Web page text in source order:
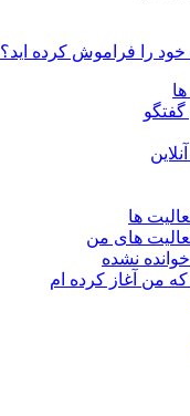
خود را فراموش کرده اید؟
گفتگو
ها
های من
نشده
من آغاز کرده ام